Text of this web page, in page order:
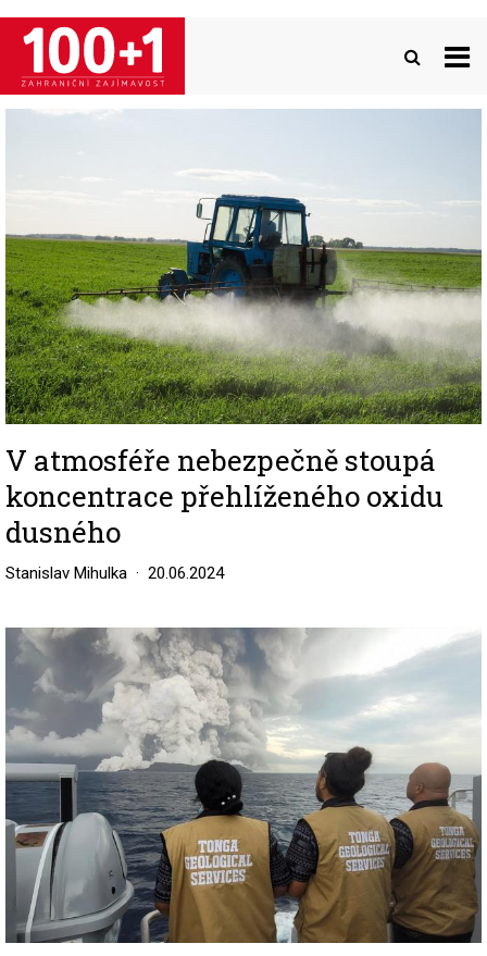
Přejít
hlavnímu
obsahu
V atmosféře nebezpečně stoupá
koncentrace přehlíženého oxidu
dusného
Stanislav Mihulka 20.06.2024
Image